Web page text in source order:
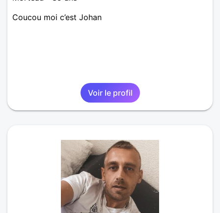
Coucou moi c’est Johan
Voir le profil